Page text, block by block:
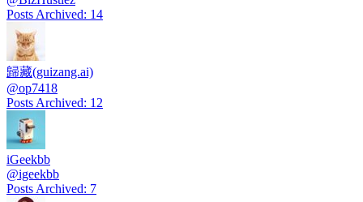
Posts Archived: 14
歸藏(guizang.ai)
@op7418
Posts Archived: 12
iGeekbb
@igeekbb
Posts Archived: 7